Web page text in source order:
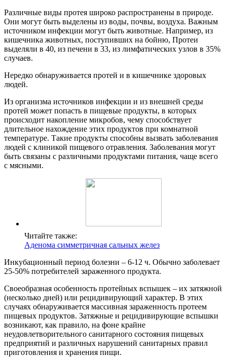
Различные виды протея широко распространены в природе.
Они могут быть выделены из воды, почвы, воздуха. Важным
источником инфекции могут быть животные. Например, из
кишечника животных, поступивших на бойню, Протеи
выделяли в 40, из печени в 33, из лимфатических узлов в 35%
случаев.
Нередко обнаруживается протей и в кишечнике здоровых
людей.
Из организма источников инфекции и из внешней среды
протей может попасть в пищевые продукты, в которых
происходит накопление микробов, чему способствует
длительное нахождение этих продуктов при комнатной
температуре. Такие продукты способны вызвать заболевания
людей с клиникой пищевого отравления. Заболевания могут
быть связаны с различными продуктами питания, чаще всего
с мясными.
Читайте также:
Аденома симметричная сальных желез
Инкубационный период болезни – 6-12 ч. Обычно заболевает
25-50% потребителей зараженного продукта.
Своеобразная особенность протейных вспышек – их затяжной
(несколько дней) или рецидивирующий характер. В этих
случаях обнаруживается массивная зараженность протеем
пищевых продуктов. Затяжные и рецидивирующие вспышки
возникают, как правило, на фоне крайне
неудовлетворительного санитарного состояния пищевых
предприятий и различных нарушений санитарных правил
приготовления и хранения пищи.